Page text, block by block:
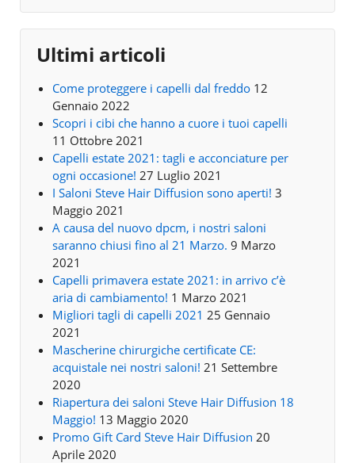
Ultimi articoli
Come proteggere i capelli dal freddo 12
Gennaio 2022
Scopri i cibi che hanno a cuore i tuoi capelli
11 Ottobre 2021
Capelli estate 2021: tagli e acconciature per
ogni occasione! 27 Luglio 2021
I Saloni Steve Hair Diffusion sono aperti! 3
Maggio 2021
A causa del nuovo dpcm, i nostri saloni
saranno chiusi fino al 21 Marzo. 9 Marzo
2021
Capelli primavera estate 2021: in arrivo c’è
aria di cambiamento! 1 Marzo 2021
Migliori tagli di capelli 2021 25 Gennaio
2021
Mascherine chirurgiche certificate CE:
acquistale nei nostri saloni! 21 Settembre
2020
Riapertura dei saloni Steve Hair Diffusion 18
Maggio! 13 Maggio 2020
Promo Gift Card Steve Hair Diffusion 20
Aprile 2020